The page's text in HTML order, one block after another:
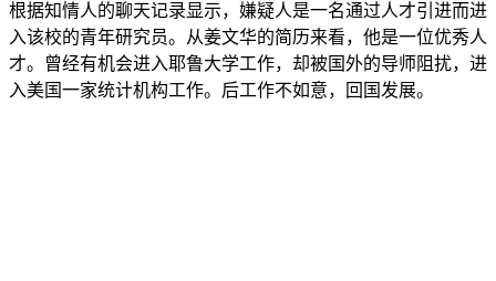
根据知情人的聊天记录显示，嫌疑人是一名通过人才引进而进
入该校的青年研究员。从姜文华的简历来看，他是一位优秀人
才。曾经有机会进入耶鲁大学工作，却被国外的导师阻扰，进
入美国一家统计机构工作。后工作不如意，回国发展。